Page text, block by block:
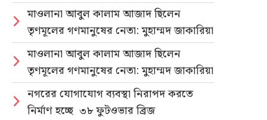
মাওলানা আবুল কালাম আজাদ ছিলেন
তৃণমূলের গণমানুষের নেতা: মুহাম্মদ জাকারিয়া
মাওলানা আবুল কালাম আজাদ ছিলেন
তৃণমূলের গণমানুষের নেতা: মুহাম্মদ জাকারিয়া
নগরের যোগাযোগ ব্যবস্থা নিরাপদ করতে
নির্মাণ হচ্ছে ৩৮ ফুটওভার ব্রিজ